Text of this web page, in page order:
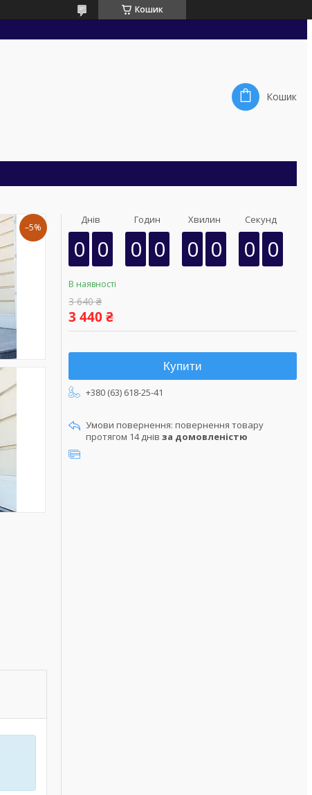
Кошик
Кошик
–5%
Днів
0 0
Годин
0 0
Хвилин
0 0
Секунд
0 0
В наявності
3 640 ₴
3 440 ₴
Купити
+380 (63) 618-25-41
повернення товару
протягом 14 днів за домовленістю